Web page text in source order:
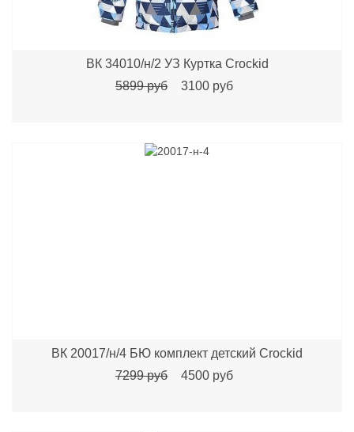
ВК 34010/н/2 УЗ Куртка Crockid
5899 руб
3100 руб
ВК 20017/н/4 БЮ комплект детский Crockid
7299 руб
4500 руб